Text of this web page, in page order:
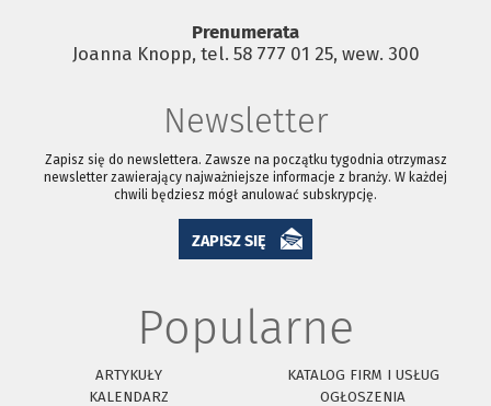
Prenumerata
Joanna Knopp, tel. 58 777 01 25, wew. 300
Newsletter
Zapisz się do newslettera. Zawsze na początku tygodnia otrzymasz
newsletter zawierający najważniejsze informacje z branży. W każdej
chwili będziesz mógł anulować subskrypcję.
ZAPISZ SIĘ
Popularne
ARTYKUŁY
KATALOG FIRM I USŁUG
KALENDARZ
OGŁOSZENIA